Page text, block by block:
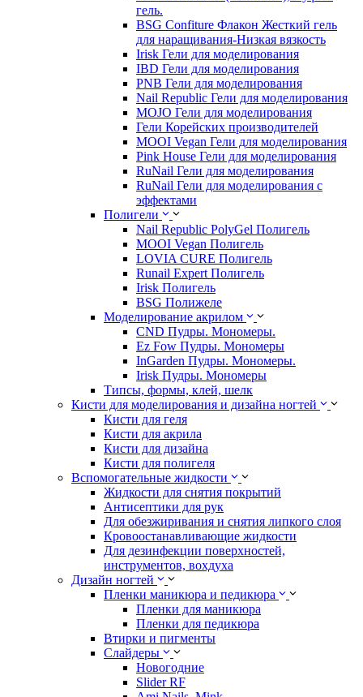
гель.
BSG Confiture Флакон Жесткий гель
для наращивания-Низкая вязкость
Irisk Гели для моделирования
IBD Гели для моделирования
PNB Гели для моделирования
Nail Republic Гели для моделирования
MOJO Гели для моделирования
Гели Корейских производителей
MOOI Vegan Гели для моделирования
Pink House Гели для моделирования
RuNail Гели для моделирования
RuNail Гели для моделирования с
эффектами
Полигели
Nail Republic PolyGel Полигель
MOOI Vegan Полигель
LOVIA CURE Полигель
Runail Expert Полигель
Irisk Полигель
BSG Полижеле
Моделирование акрилом
CND Пудры. Мономеры.
Ez Fow Пудры. Мономеры
InGarden Пудры. Мономеры.
Irisk Пудры. Мономеры
Типсы, формы, клей, шелк
Кисти для моделирования и дизайна ногтей
Кисти для геля
Кисти для акрила
Кисти для дизайна
Кисти для полигеля
Вспомогательные жидкости
Жидкости для снятия покрытий
Антисептики для рук
Для обезжиривания и снятия липкого слоя
Кровоостанавливающие жидкости
Для дезинфекции поверхностей,
инструментов, вохдуха
Дизайн ногтей
Пленки маникюра и педикюра
Пленки для маникюра
Пленки для педикюра
Втирки и пигменты
Слайдеры
Новогодние
Slider RF